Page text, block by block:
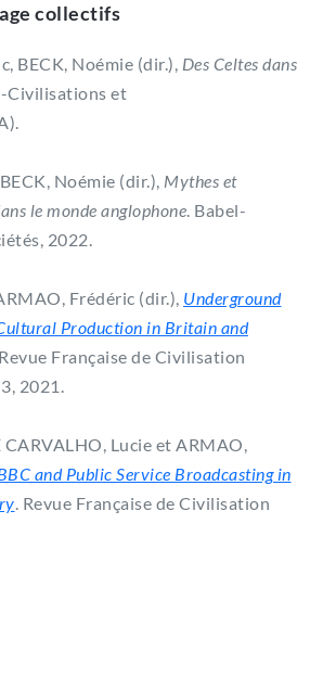
collectifs
BECK, Noémie (dir.), Des Celtes dans
Civilisations et
Noémie (dir.), Mythes et
le monde anglophone. Babel-
2022.
Frédéric (dir.), Underground
Production in Britain and
Revue Française de Civilisation
2021.
CARVALHO, Lucie et ARMAO,
and Public Service Broadcasting in
. Revue Française de Civilisation